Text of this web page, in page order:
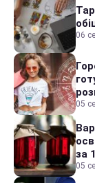
06
05
за
05